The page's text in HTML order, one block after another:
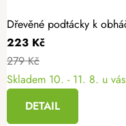
Dřevěné podtácky k
223 Kč
279 Kč
Skladem 10. - 11. 8. u vás
DETAIL